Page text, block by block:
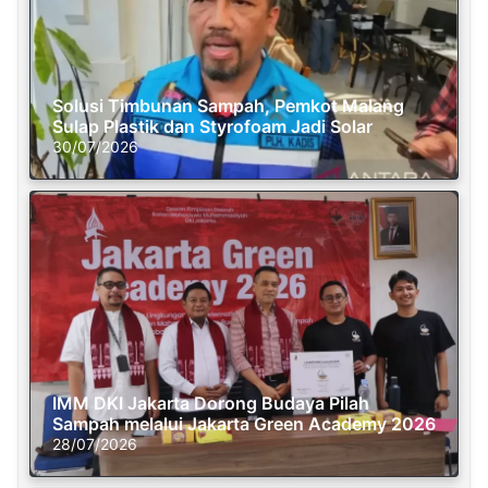
Solusi Timbunan Sampah, Pemkot Malang
Sulap Plastik dan Styrofoam Jadi Solar
30/07/2026
IMM DKI Jakarta Dorong Budaya Pilah
Sampah melalui Jakarta Green Academy 2026
28/07/2026